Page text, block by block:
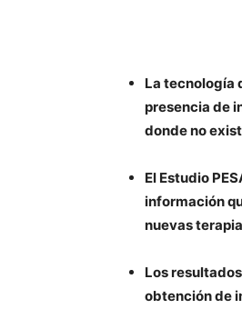
La tecnología
presencia de
donde no
El Estudio
información
nuevas
Los
obtención de